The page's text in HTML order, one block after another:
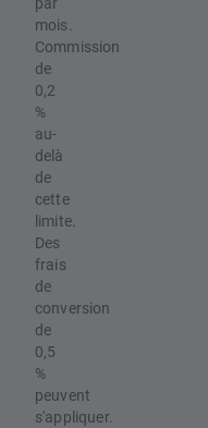
mois.
Commission
de
0,2
%
au-
delà
de
cette
limite.
Des
frais
de
conversion
de
0,5
%
peuvent
s'appliquer.